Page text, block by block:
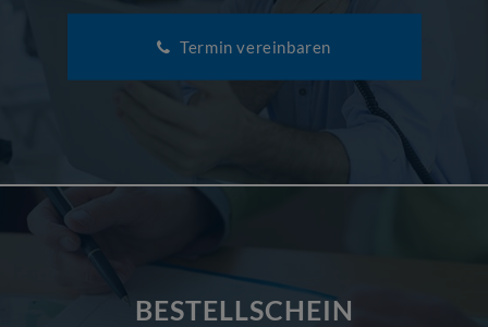
Termin vereinbaren
BESTELLSCHEIN